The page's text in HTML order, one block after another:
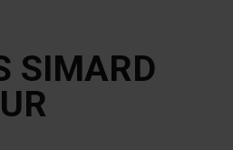
SIMARD